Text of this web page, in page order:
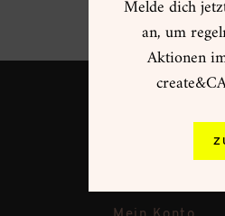
Melde dich
an, um
Aktionen